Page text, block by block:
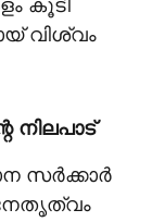
കൂടി
വിശ്വം
നിലപാട്
സര്‍ക്കാര്‍